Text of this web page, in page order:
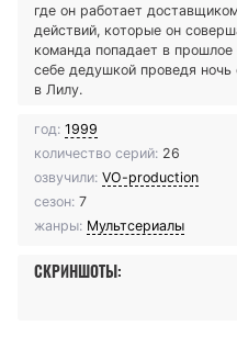
где он работает
действий, которые он
команда попадает в
себе дедушкой проведя
в Лилу.
год: 1999
количество серий: 26
озвучили: VO-production
сезон: 7
жанры: Мультсериалы
СКРИНШОТЫ: